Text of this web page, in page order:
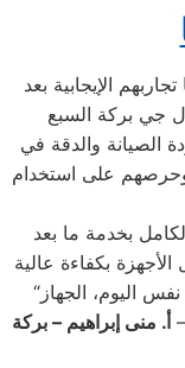
الإيجابية بعد
الصيانة والدقة في
وحرصهم على استخدام
بخدمة ما بعد
“طلبت صيانة للغسالة، وجاء الفني في نفس اليوم، الجهاز
أ. منى إبراهيم – بركة